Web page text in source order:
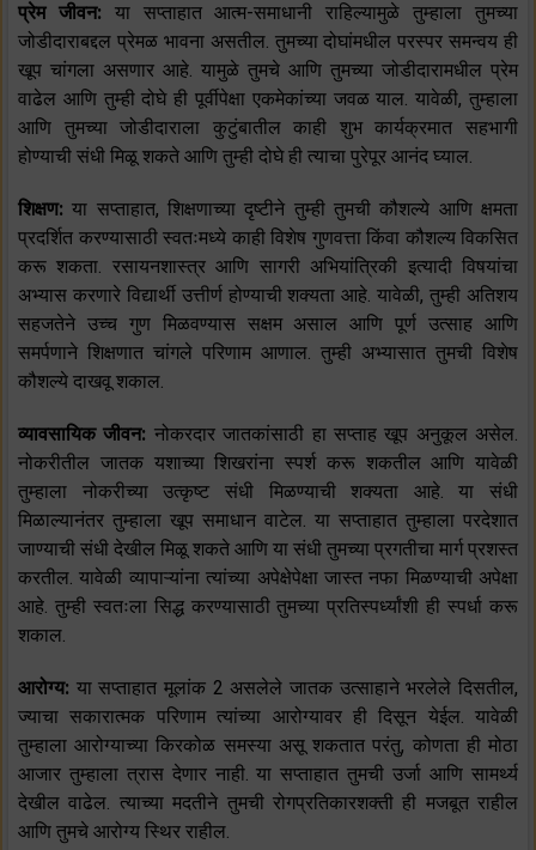
प्रेम जीवन: या सप्ताहात आत्म-समाधानी राहिल्यामुळे तुम्हाला तुमच्या
जोडीदाराबद्दल प्रेमळ भावना असतील. तुमच्या दोघांमधील परस्पर समन्वय ही
खूप चांगला असणार आहे. यामुळे तुमचे आणि तुमच्या जोडीदारामधील प्रेम
वाढेल आणि तुम्ही दोघे ही पूर्वीपेक्षा एकमेकांच्या जवळ याल. यावेळी, तुम्हाला
आणि तुमच्या जोडीदाराला कुटुंबातील काही शुभ कार्यक्रमात सहभागी
होण्याची संधी मिळू शकते आणि तुम्ही दोघे ही त्याचा पुरेपूर आनंद घ्याल.
शिक्षण:या सप्ताहात, शिक्षणाच्या दृष्टीने तुम्ही तुमची कौशल्ये आणि क्षमता
प्रदर्शित करण्यासाठी स्वतःमध्ये काही विशेष गुणवत्ता किंवा कौशल्य विकसित
करू शकता. रसायनशास्त्र आणि सागरी अभियांत्रिकी इत्यादी विषयांचा
अभ्यास करणारे विद्यार्थी उत्तीर्ण होण्याची शक्यता आहे. यावेळी, तुम्ही अतिशय
सहजतेने उच्च गुण मिळवण्यास सक्षम असाल आणि पूर्ण उत्साह आणि
समर्पणाने शिक्षणात चांगले परिणाम आणाल. तुम्ही अभ्यासात तुमची विशेष
कौशल्ये दाखवू शकाल.
व्यावसायिक जीवन: नोकरदार जातकांसाठी हा सप्ताह खूप अनुकूल असेल.
नोकरीतील जातक यशाच्या शिखरांना स्पर्श करू शकतील आणि यावेळी
तुम्हाला नोकरीच्या उत्कृष्ट संधी मिळण्याची शक्यता आहे. या संधी
मिळाल्यानंतर तुम्हाला खूप समाधान वाटेल. या सप्ताहात तुम्हाला परदेशात
जाण्याची संधी देखील मिळू शकते आणि या संधी तुमच्या प्रगतीचा मार्ग प्रशस्त
करतील. यावेळी व्यापाऱ्यांना त्यांच्या अपेक्षेपेक्षा जास्त नफा मिळण्याची अपेक्षा
आहे. तुम्ही स्वतःला सिद्ध करण्यासाठी तुमच्या प्रतिस्पर्ध्यांशी ही स्पर्धा करू
शकाल.
आरोग्य: या सप्ताहात मूलांक 2 असलेले जातक उत्साहाने भरलेले दिसतील,
ज्याचा सकारात्मक परिणाम त्यांच्या आरोग्यावर ही दिसून येईल. यावेळी
तुम्हाला आरोग्याच्या किरकोळ समस्या असू शकतात परंतु, कोणता ही मोठा
आजार तुम्हाला त्रास देणार नाही. या सप्ताहात तुमची उर्जा आणि सामर्थ्य
देखील वाढेल. त्याच्या मदतीने तुमची रोगप्रतिकारशक्ती ही मजबूत राहील
आणि तुमचे आरोग्य स्थिर राहील.